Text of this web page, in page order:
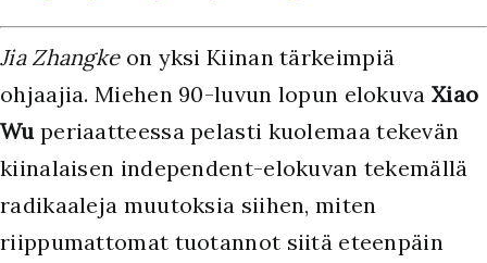
Jia Zhangkeon yksi Kiinan tärkeimpiä
ohjaajia. Miehen 90-luvun lopun elokuva Xiao
Wuperiaatteessa pelasti kuolemaa tekevän
kiinalaisen independent-elokuvan tekemällä
radikaaleja muutoksia siihen, miten
riippumattomat tuotannot siitä eteenpäin